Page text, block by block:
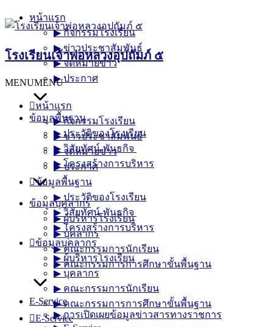
Skip
to
โรงเรียนเจ้าพ่อหลวงอุปถัมภ์ ๕
MENUMENU
หน้าแรก
▶︎ กิจกรรมโรงเรียน
▶︎ ข่าวประชาสัมพันธ์
▶︎ จดหมายข่าว
▶︎ ประกาศ
ข้อมูลพื้นฐาน
▶︎ ประวัติของโรงเรียน
▶︎ วิสัยทัศน์-พันธกิจ
▶︎ โครงสร้างการบริหาร
ข้อมูลบุคลากร
▶︎ ผู้บริหารโรงเรียน
▶︎ บุคลากร
▶︎ คณะกรรมการนักเรียน
▶︎ คณะกรรมการการศึกษาขั้นพื้นฐาน
E-Service
หน้าแรก
▶︎ กิจกรรมโรงเรียน
▶︎ ข่าวประชาสัมพันธ์
▶︎ จดหมายข่าว
▶︎ ประกาศ
ข้อมูลพื้นฐาน
▶︎ ประวัติของโรงเรียน
▶︎ วิสัยทัศน์-พันธกิจ
▶︎ โครงสร้างการบริหาร
ข้อมูลบุคลากร
▶︎ ผู้บริหารโรงเรียน
▶︎ บุคลากร
▶︎ คณะกรรมการนักเรียน
▶︎ คณะกรรมการการศึกษาขั้นพื้นฐาน
E-Service
▶︎ การเปิดเผยข้อมูลข่าวสารทางราชการ